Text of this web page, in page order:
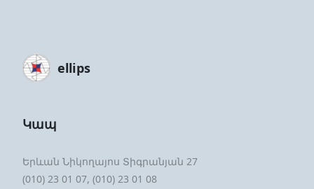
ellips
Կապ
Երևան Նիկողայոս Տիգրանյան 27
(010) 23 01 07, (010) 23 01 08